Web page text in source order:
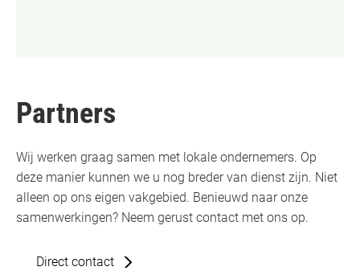
Partners
Wij werken graag samen met lokale ondernemers. Op
deze manier kunnen we u nog breder van dienst zijn. Niet
alleen op ons eigen vakgebied. Benieuwd naar onze
samenwerkingen? Neem gerust contact met ons op.
Direct contact